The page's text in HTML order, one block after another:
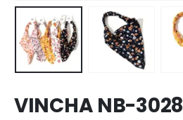
VINCHA NB-3028